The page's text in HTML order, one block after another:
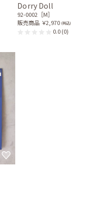
Dorry Doll
92-0002［M］
販売商品 ￥2,970 (税込)
0.0(0)